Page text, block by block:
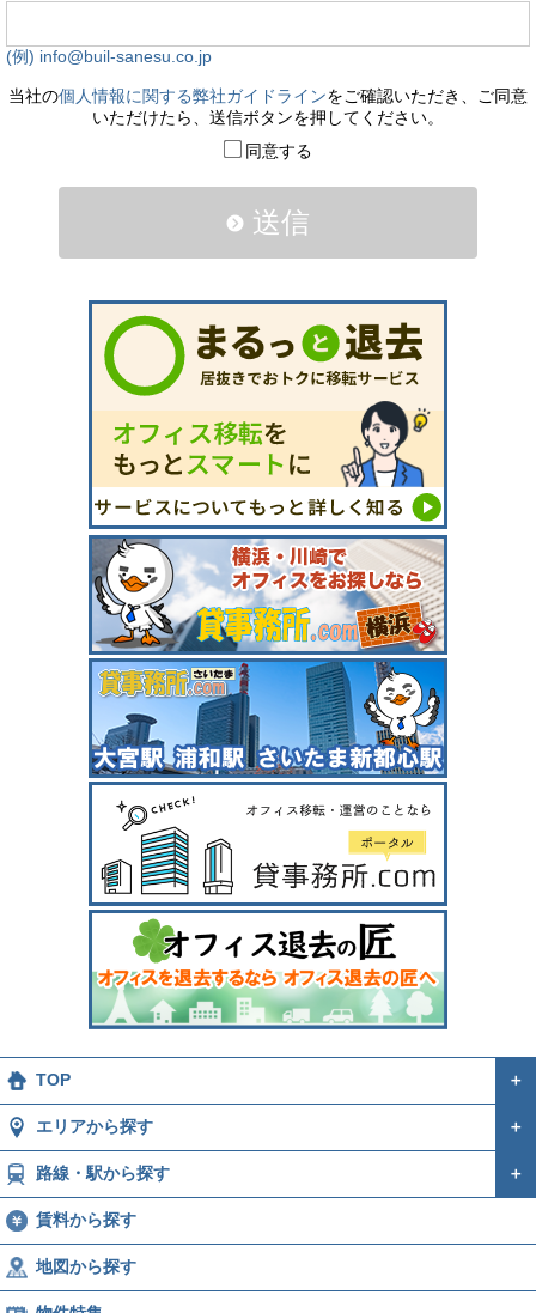
(例) info@buil-sanesu.co.jp
当社の個人情報に関する弊社ガイドラインをご確認いただき、ご同意
いただけたら、送信ボタンを押してください。
同意する
送信
TOP ＋
エリアから探す ＋
路線・駅から探す ＋
賃料から探す
地図から探す